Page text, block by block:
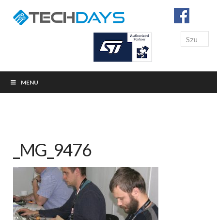
Search
MENU
_MG_9476